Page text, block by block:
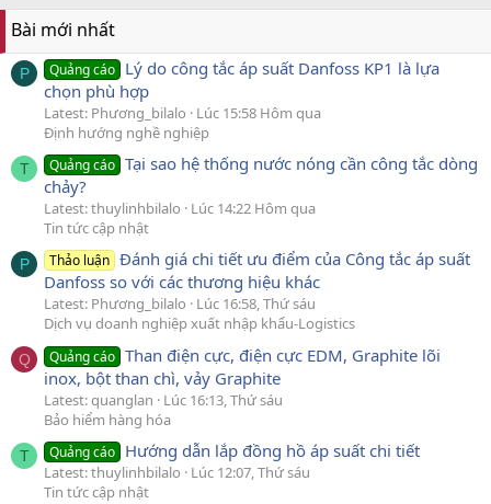
Bài mới nhất
P Quảng cáo Lý do công tắc áp suất Danfoss KP1 là lựa
chọn phù hợp
Latest: Phương_bilalo
Lúc 15:58 Hôm qua
Định hướng nghề nghiệp
T Quảng cáo Tại sao hệ thống nước nóng cần công tắc dòng
chảy?
Latest: thuylinhbilalo
Lúc 14:22 Hôm qua
Tin tức cập nhật
P Thảo luận Đánh giá chi tiết ưu điểm của Công tắc áp suất
Danfoss so với các thương hiệu khác
Latest: Phương_bilalo
Lúc 16:58, Thứ sáu
Dịch vụ doanh nghiệp xuất nhập khẩu-Logistics
Q Quảng cáo Than điện cực, điện cực EDM, Graphite lõi
inox, bột than chì, vảy Graphite
Latest: quanglan
Lúc 16:13, Thứ sáu
Bảo hiểm hàng hóa
T Quảng cáo Hướng dẫn lắp đồng hồ áp suất chi tiết
Latest: thuylinhbilalo
Lúc 12:07, Thứ sáu
Tin tức cập nhật